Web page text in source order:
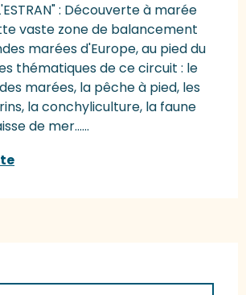
: Découverte à marée
vaste zone de balancement
marées d'Europe, au pied du
thématiques de ce circuit : le
marées, la pêche à pied, les
la conchyliculture, la faune
de mer…...